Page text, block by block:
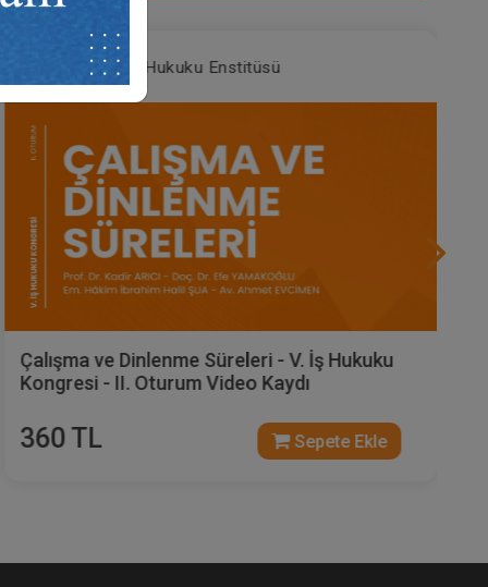
Hukuku Enstitüsü
Dinlenme Süreleri - V. İş Hukuku
II. Oturum Video Kaydı
Sepete Ekle
İş
360 TL